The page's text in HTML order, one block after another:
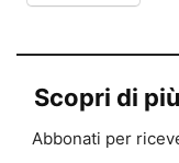
Scopri di
Abbonati per